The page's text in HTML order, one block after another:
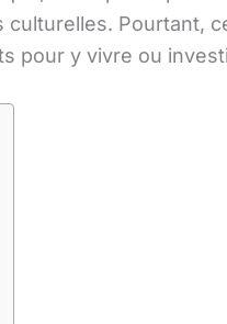
Pourtant,
pour y vivre ou